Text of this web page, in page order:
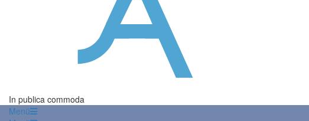
In publica commoda
Menü